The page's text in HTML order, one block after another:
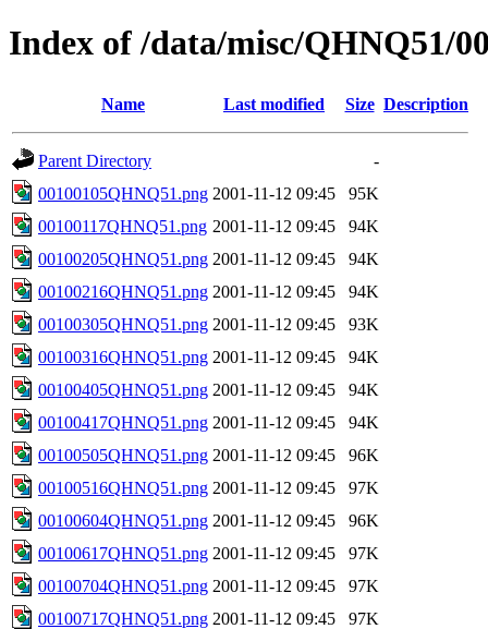
Index of /data/misc/QHNQ51/
Name Last modified Size Description
Parent Directory
-
00100105QHNQ51.png 2001-11-12 09:45
95K
00100117QHNQ51.png 2001-11-12 09:45
94K
00100205QHNQ51.png 2001-11-12 09:45
94K
00100216QHNQ51.png 2001-11-12 09:45
94K
00100305QHNQ51.png 2001-11-12 09:45
93K
00100316QHNQ51.png 2001-11-12 09:45
94K
00100405QHNQ51.png 2001-11-12 09:45
94K
00100417QHNQ51.png 2001-11-12 09:45
94K
00100505QHNQ51.png 2001-11-12 09:45
96K
00100516QHNQ51.png 2001-11-12 09:45
97K
00100604QHNQ51.png 2001-11-12 09:45
96K
00100617QHNQ51.png 2001-11-12 09:45
97K
00100704QHNQ51.png 2001-11-12 09:45
97K
00100717QHNQ51.png 2001-11-12 09:45
97K